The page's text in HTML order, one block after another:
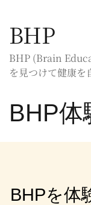
BHP
BHP (Brain
を見つけて健康を
BHP体
BHPを体